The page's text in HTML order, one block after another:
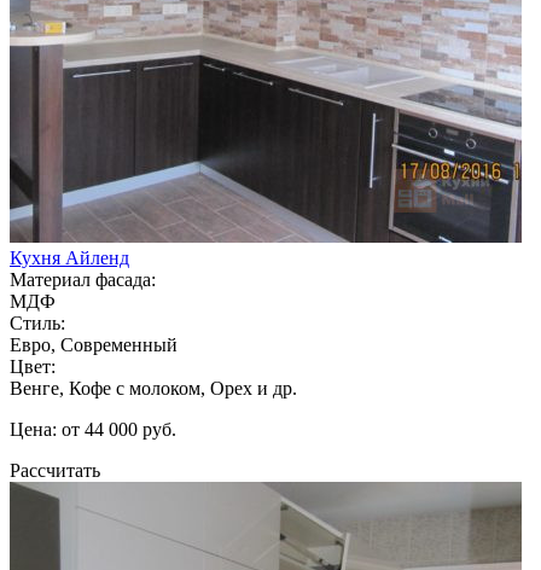
Кухня Айленд
Материал фасада:
МДФ
Стиль:
Евро, Современный
Цвет:
Венге, Кофе с молоком, Орех и др.
Цена: от 44 000 руб.
Рассчитать